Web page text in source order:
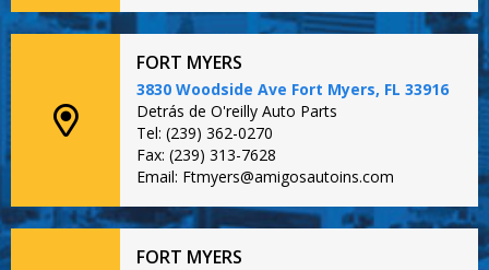
FORT MYERS
3830 Woodside Ave Fort Myers, FL 33916
Detrás de O'reilly Auto Parts
Tel: (239) 362-0270
Fax: (239) 313-7628
Email: Ftmyers@amigosautoins.com
FORT MYERS